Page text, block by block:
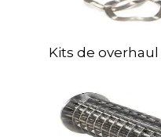
Kits de overhaul